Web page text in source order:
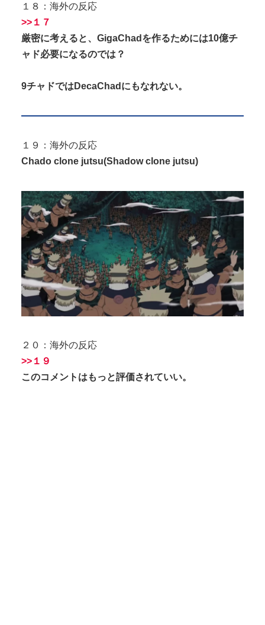
１８：海外の反応
>>１７
厳密に考えると、GigaChadを作るためには10億チ
ャド必要になるのでは？
9チャドではDecaChadにもなれない。
１９：海外の反応
Chado clone jutsu(Shadow clone jutsu)
２０：海外の反応
>>１９
このコメントはもっと評価されていい。